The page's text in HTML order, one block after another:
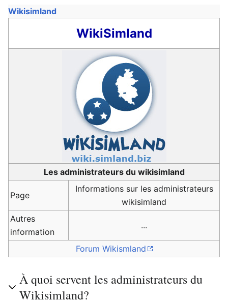
Wikisimland
WikiSimland
Les administrateurs du wikisimland
Page
Informations sur les administrateurs
wikisimland
Autres
information
...
Forum Wikismland
À quoi servent les administrateurs du
Wikisimland?